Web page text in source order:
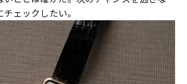
ェックしたい。